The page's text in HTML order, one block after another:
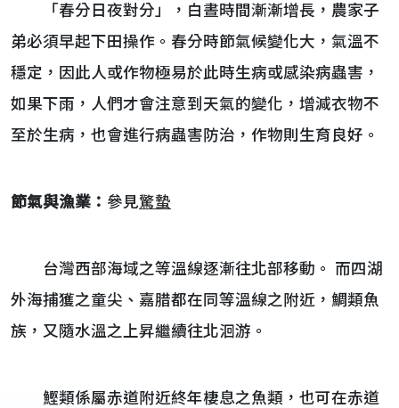
「春分日夜對分」，白晝時間漸漸增長，農家子
弟必須早起下田操作。春分時節氣候變化大，氣溫不
穩定，因此人或作物極易於此時生病或感染病蟲害，
如果下雨，人們才會注意到天氣的變化，增減衣物不
至於生病，也會進行病蟲害防治，作物則生育良好。
節氣與漁業： 參見驚蟄
台灣西部海域之等溫線逐漸往北部移動。 而四湖
外海捕獲之童尖、嘉腊都在同等溫線之附近，鯛類魚
族，又隨水溫之上昇繼續往北洄游。
鰹類係屬赤道附近終年棲息之魚類，也可在赤道